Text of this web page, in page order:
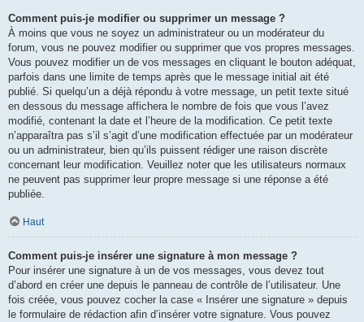
Comment puis-je modifier ou supprimer un message ?
À moins que vous ne soyez un administrateur ou un modérateur du
forum, vous ne pouvez modifier ou supprimer que vos propres messages.
Vous pouvez modifier un de vos messages en cliquant le bouton adéquat,
parfois dans une limite de temps après que le message initial ait été
publié. Si quelqu’un a déjà répondu à votre message, un petit texte situé
en dessous du message affichera le nombre de fois que vous l’avez
modifié, contenant la date et l’heure de la modification. Ce petit texte
n’apparaîtra pas s’il s’agit d’une modification effectuée par un modérateur
ou un administrateur, bien qu’ils puissent rédiger une raison discrète
concernant leur modification. Veuillez noter que les utilisateurs normaux
ne peuvent pas supprimer leur propre message si une réponse a été
publiée.
Haut
Comment puis-je insérer une signature à mon message ?
Pour insérer une signature à un de vos messages, vous devez tout
d’abord en créer une depuis le panneau de contrôle de l’utilisateur. Une
fois créée, vous pouvez cocher la case « Insérer une signature » depuis
le formulaire de rédaction afin d’insérer votre signature. Vous pouvez